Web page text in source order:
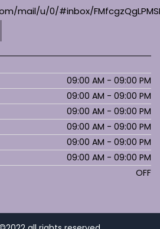
mail/u/0/#inbox/
09:00 AM - 09:00 PM
09:00 AM - 09:00 PM
09:00 AM - 09:00 PM
09:00 AM - 09:00 PM
09:00 AM - 09:00 PM
09:00 AM - 09:00 PM
OFF